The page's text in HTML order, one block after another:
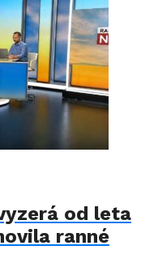
od leta
ranné